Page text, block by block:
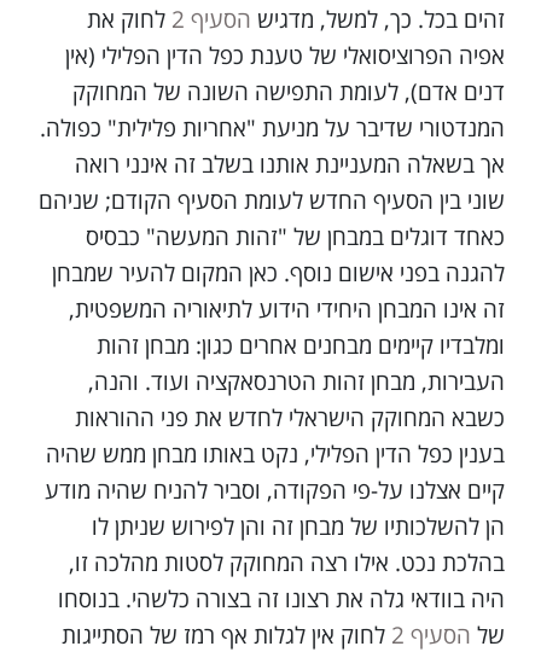
זהים בכל. כך, למשל, מדגיש הסעיף 2
לחוק את
אפיה הפרוציסואלי של טענת כפל הדין הפלילי (אין
דנים אדם), לעומת התפישה השונה של המחוקק
המנדטורי שדיבר על מניעת "אחריות פלילית" כפולה.
אך בשאלה המעניינת אותנו בשלב זה אינני רואה
שוני בין הסעיף החדש לעומת הסעיף הקודם; שניהם
כאחד דוגלים במבחן של "זהות המעשה" כבסיס
להגנה בפני אישום נוסף. כאן המקום להעיר שמבחן
זה אינו המבחן היחידי הידוע לתיאוריה המשפטית,
ומלבדיו קיימים מבחנים אחרים כגון: מבחן זהות
העבירות, מבחן זהות הטרנסאקציה ועוד. והנה,
כשבא המחוקק הישראלי לחדש את פני ההוראות
בענין כפל הדין הפלילי, נקט באותו מבחן ממש שהיה
קיים אצלנו על-פי הפקודה, וסביר להניח שהיה מודע
הן להשלכותיו של מבחן זה והן לפירוש שניתן לו
בהלכת נכט. אילו רצה המחוקק לסטות מהלכה זו,
היה בוודאי גלה את רצונו זה בצורה כלשהי. בנוסחו
של הסעיף 2
לחוק אין לגלות אף רמז של הסתייגות